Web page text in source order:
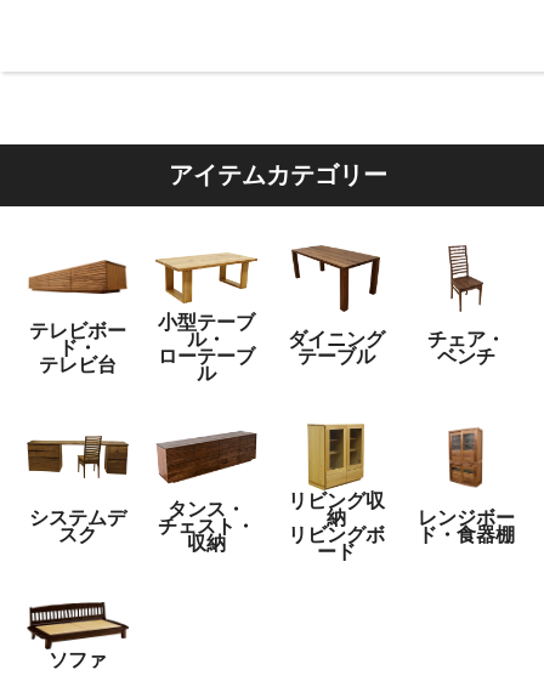
アイテムカテゴリー
テレビボー
ド・
テレビ台
小型テーブ
ル・
ローテーブ
ル
ダイニング
テーブル
チェア・
ベンチ
システムデ
スク
タンス・
チェスト・
収納
リビング収
納
リビングボ
ード
レンジボー
ド・食器棚
ソファ